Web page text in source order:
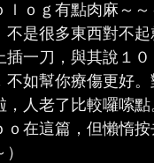
ｌｏｇ有點肉麻～
不是很多東西對不
插一刀，與其說１
不如幫你療傷更好。
，人老了比較囉嗦
ｏ在這篇，但懶惰